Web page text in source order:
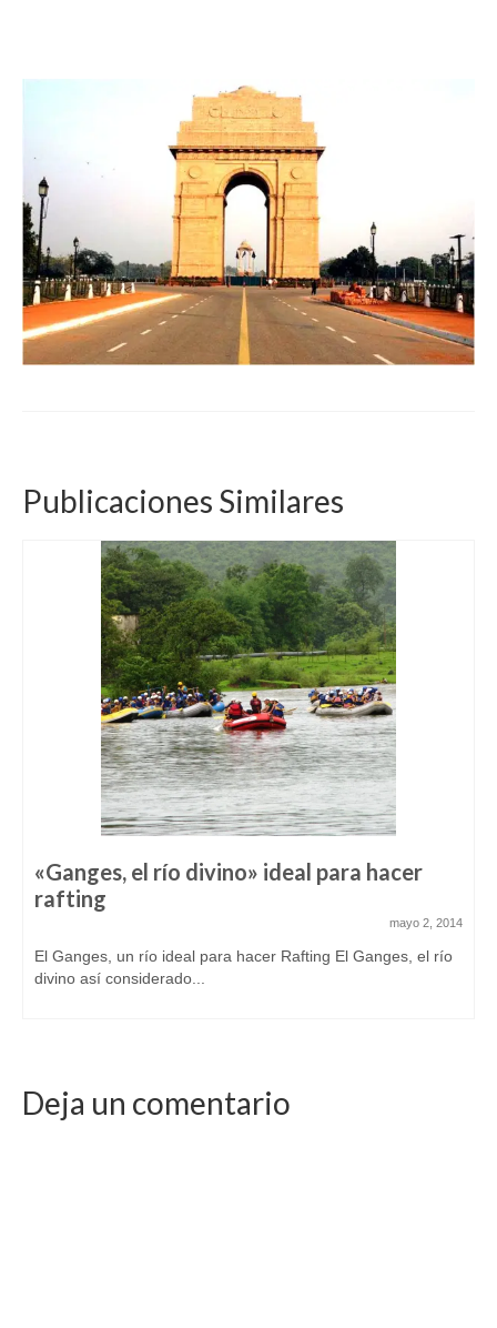
Publicaciones Similares
«Ganges, el río divino» ideal para hacer
rafting
mayo 2, 2014
El Ganges, un río ideal para hacer Rafting El Ganges, el río
divino así considerado...
Deja un comentario